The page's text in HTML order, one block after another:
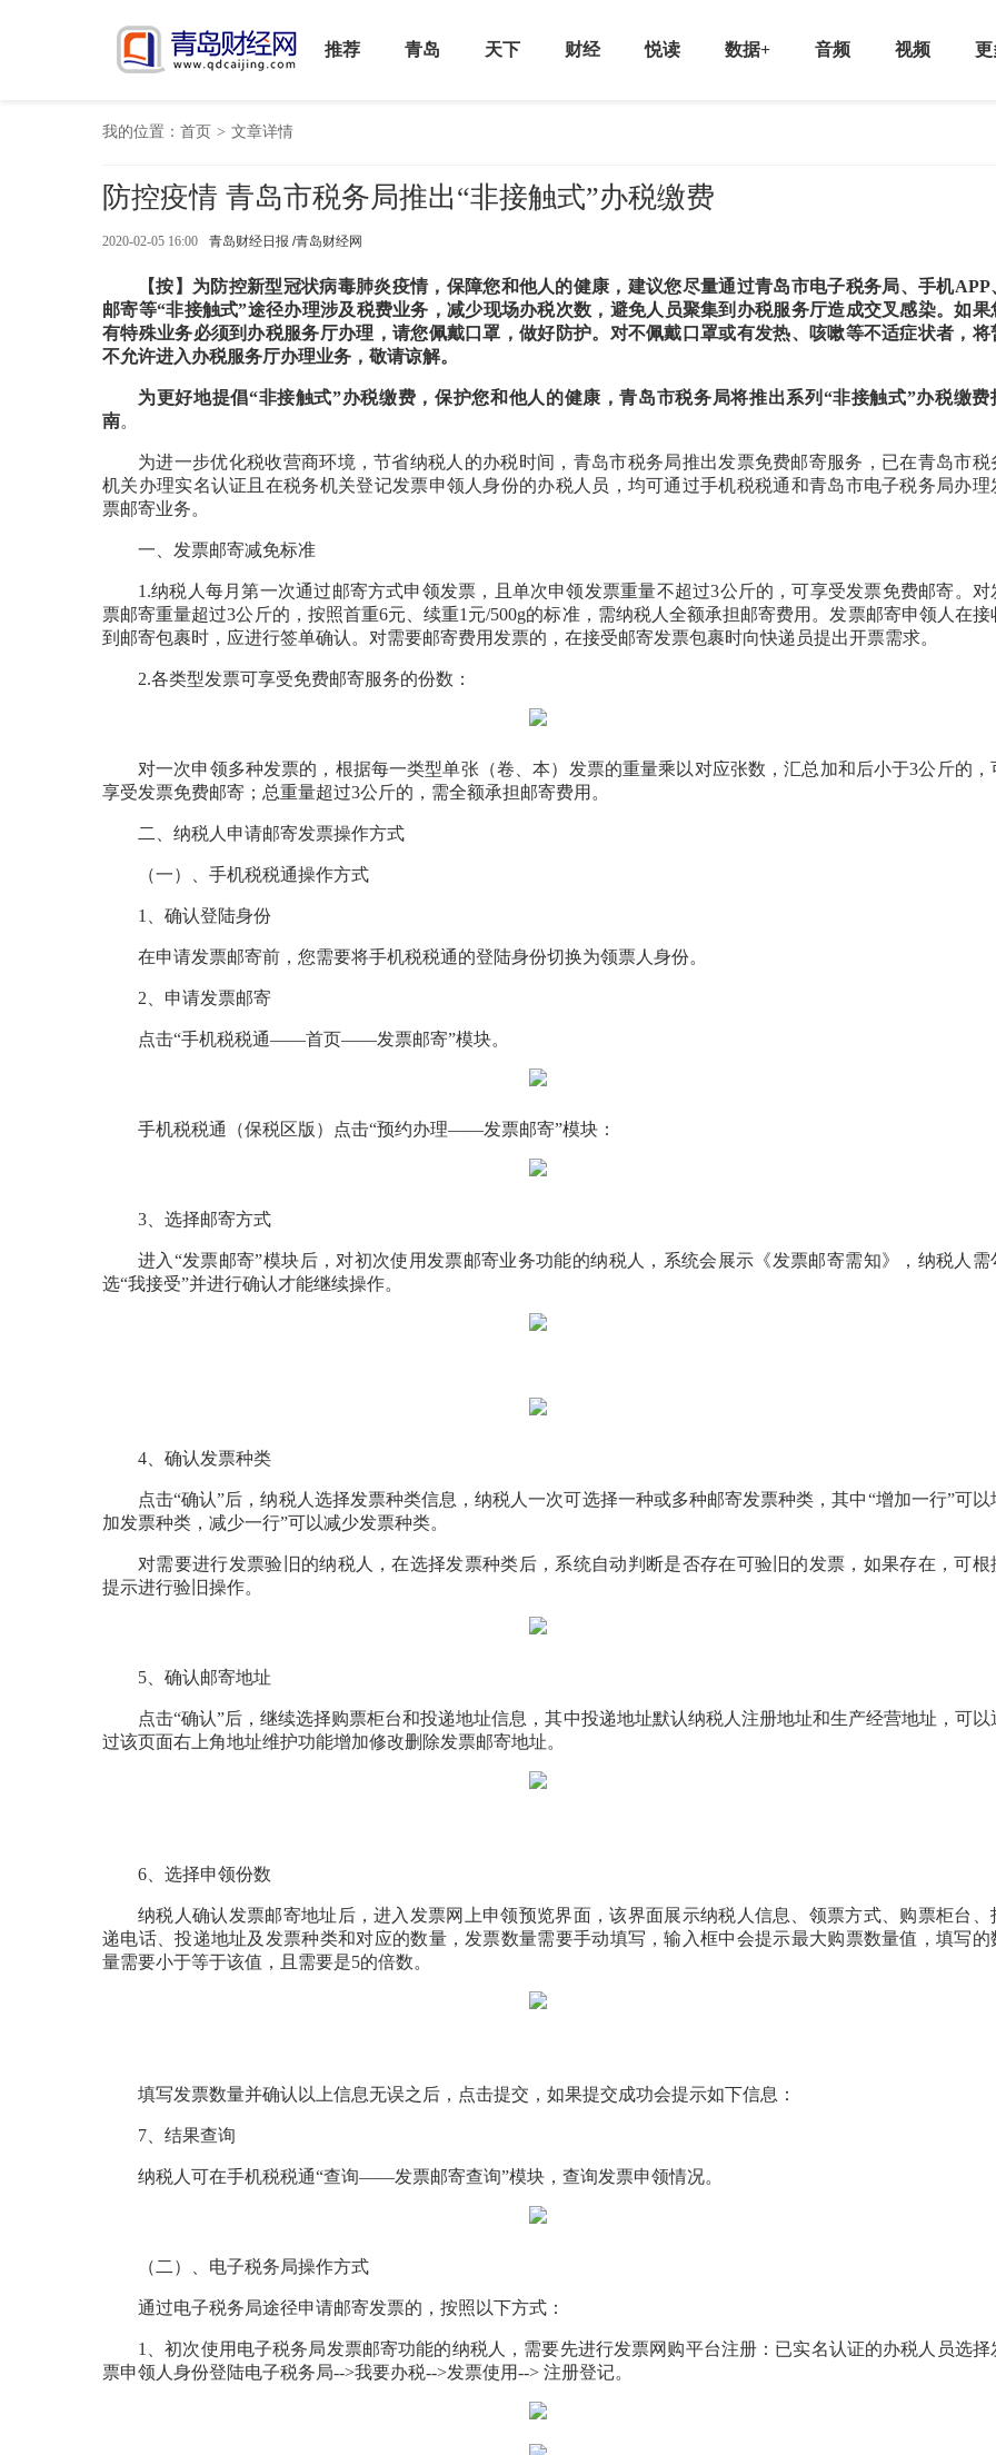
推荐 青岛 天下 财经 悦读 数据+ 音频 视频 更
我的位置： 首页 > 文章详情
防控疫情 青岛市税务局推出“非接触式”办税缴费
2020-02-05 16:00 青岛财经日报 /青岛财经网
【按】为防控新型冠状病毒肺炎疫情，保障您和他人的健康，建议您尽量通过青岛市电子税务局、手机APP
邮寄等“非接触式”途径办理涉及税费业务，减少现场办税次数，避免人员聚集到办税服务厅造成交叉感染。如果
有特殊业务必须到办税服务厅办理，请您佩戴口罩，做好防护。对不佩戴口罩或有发热、咳嗽等不适症状者，将
不允许进入办税服务厅办理业务，敬请谅解。
为更好地提倡“非接触式”办税缴费，保护您和他人的健康，青岛市税务局将推出系列“非接触式”办税缴费
南。
为进一步优化税收营商环境，节省纳税人的办税时间，青岛市税务局推出发票免费邮寄服务，已在青岛市税
机关办理实名认证且在税务机关登记发票申领人身份的办税人员，均可通过手机税税通和青岛市电子税务局办理
票邮寄业务。
一、发票邮寄减免标准
1.纳税人每月第一次通过邮寄方式申领发票，且单次申领发票重量不超过3公斤的，可享受发票免费邮寄。对
票邮寄重量超过3公斤的，按照首重6元、续重1元/500g的标准，需纳税人全额承担邮寄费用。发票邮寄申领人在接
到邮寄包裹时，应进行签单确认。对需要邮寄费用发票的，在接受邮寄发票包裹时向快递员提出开票需求。
2.各类型发票可享受免费邮寄服务的份数：
对一次申领多种发票的，根据每一类型单张（卷、本）发票的重量乘以对应张数，汇总加和后小于3公斤的，
享受发票免费邮寄；总重量超过3公斤的，需全额承担邮寄费用。
二、纳税人申请邮寄发票操作方式
（一）、手机税税通操作方式
1、确认登陆身份
在申请发票邮寄前，您需要将手机税税通的登陆身份切换为领票人身份。
2、申请发票邮寄
点击“手机税税通——首页——发票邮寄”模块。
手机税税通（保税区版）点击“预约办理——发票邮寄”模块：
3、选择邮寄方式
进入“发票邮寄”模块后，对初次使用发票邮寄业务功能的纳税人，系统会展示《发票邮寄需知》，纳税人需
选“我接受”并进行确认才能继续操作。
4、确认发票种类
点击“确认”后，纳税人选择发票种类信息，纳税人一次可选择一种或多种邮寄发票种类，其中“增加一行”可以
加发票种类，减少一行”可以减少发票种类。
对需要进行发票验旧的纳税人，在选择发票种类后，系统自动判断是否存在可验旧的发票，如果存在，可根
提示进行验旧操作。
5、确认邮寄地址
点击“确认”后，继续选择购票柜台和投递地址信息，其中投递地址默认纳税人注册地址和生产经营地址，可以
过该页面右上角地址维护功能增加修改删除发票邮寄地址。
6、选择申领份数
纳税人确认发票邮寄地址后，进入发票网上申领预览界面，该界面展示纳税人信息、领票方式、购票柜台、
递电话、投递地址及发票种类和对应的数量，发票数量需要手动填写，输入框中会提示最大购票数量值，填写的
量需要小于等于该值，且需要是5的倍数。
填写发票数量并确认以上信息无误之后，点击提交，如果提交成功会提示如下信息：
7、结果查询
纳税人可在手机税税通“查询——发票邮寄查询”模块，查询发票申领情况。
（二）、电子税务局操作方式
通过电子税务局途径申请邮寄发票的，按照以下方式：
1、初次使用电子税务局发票邮寄功能的纳税人，需要先进行发票网购平台注册：已实名认证的办税人员选择
票申领人身份登陆电子税务局-->我要办税-->发票使用--> 注册登记。